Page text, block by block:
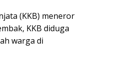
(KKB) meneror
KKB diduga
warga di